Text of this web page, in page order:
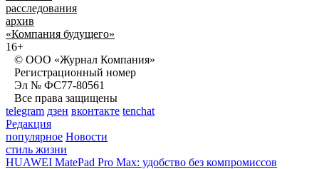
расследования
архив
«Компания будущего»
16+
© ООО «Журнал Компания»
Регистрационный номер
Эл № ФС77-80561
Все права защищены
telegram дзен вконтакте tenchat
Редакция
популярное Новости
стиль жизни
HUAWEI MatePad Pro Max: удобство без компромиссов